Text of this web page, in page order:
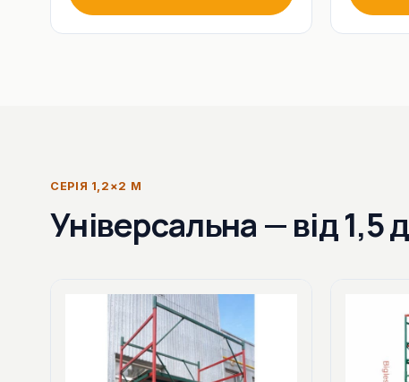
СЕРІЯ 1,2×2 М
Універсальна — від 1,5